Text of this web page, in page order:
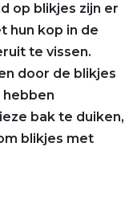
op blikjes zijn er
hun kop in de
te vissen.
door de blikjes
hebben
bak te duiken,
blikjes met